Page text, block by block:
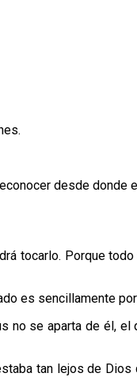
desde
tocarlo. Porque
es sencillamente
se aparta de él,
tan lejos de